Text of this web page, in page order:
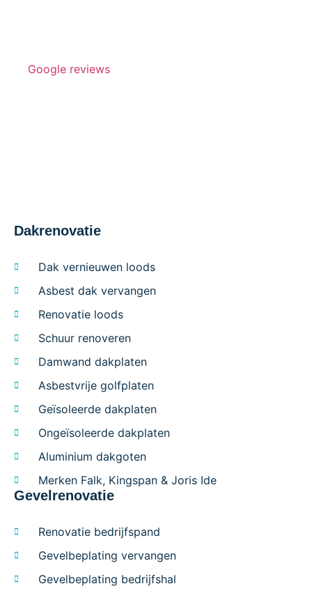
Google reviews
Dakrenovatie
Dak vernieuwen loods
Asbest dak vervangen
Renovatie loods
Schuur renoveren
Damwand dakplaten
Asbestvrije golfplaten
Geïsoleerde dakplaten
Ongeïsoleerde dakplaten
Aluminium dakgoten
Merken Falk, Kingspan & Joris Ide
Gevelrenovatie
Renovatie bedrijfspand
Gevelbeplating vervangen
Gevelbeplating bedrijfshal